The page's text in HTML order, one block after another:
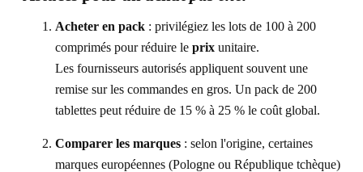
Acheter en pack : privilégiez les lots de 100 à 200
comprimés pour réduire le prix unitaire.
Les fournisseurs autorisés appliquent souvent une
remise sur les commandes en gros. Un pack de 200
tablettes peut réduire de 15 % à 25 % le coût global.
Comparer les marques : selon l'origine, certaines
marques européennes (Pologne ou République tchèque)